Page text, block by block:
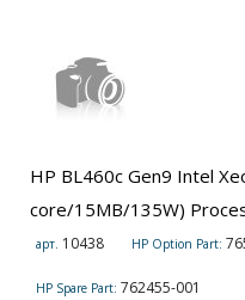
HP BL460c Gen9 Intel
core/15MB/135W)
арт. 10438 HP Option Part:
HP Spare Part: 762455-001